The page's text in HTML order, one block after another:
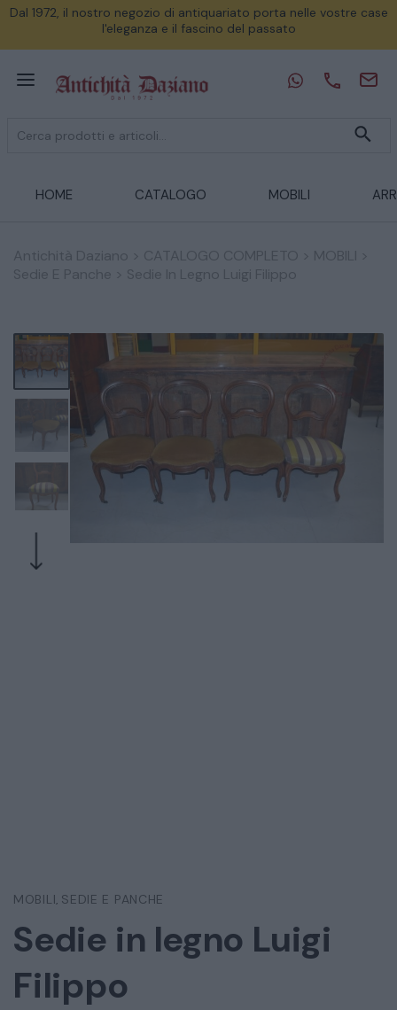
Dal 1972, il nostro negozio di antiquariato porta nelle vostre case
l'eleganza e il fascino del passato
HOME CATALOGO MOBILI
Antichità Daziano CATALOGO COMPLETO MOBILI
Sedie E Panche
Sedie In Legno Luigi Filippo
MOBILI, SEDIE E PANCHE
Sedie in legno Luigi
Filippo